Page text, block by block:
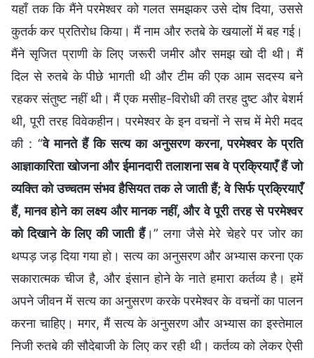
यहाँ तक कि मैंने परमेश्वर को गलत समझकर उसे दोष दिया, उससे
कुतर्क कर प्रतिरोध किया। मैं नाम और रुतबे के खयालों में बह गई।
मैंने सृजित प्राणी के लिए जरूरी जमीर और समझ खो दी थी। मैं
दिल से रुतबे के पीछे भागती थी और टीम की एक आम सदस्य बने
रहकर संतुष्ट नहीं थी। मैं एक मसीह-विरोधी की तरह दुष्ट और बेशर्म
थी, पूरी तरह विवेकहीन। परमेश्वर के इन वचनों ने सच में मेरी मदद
की : “वे मानते हैं कि सत्य का अनुसरण करना, परमेश्वर के प्रति
आज्ञाकारिता खोजना और ईमानदारी तलाशना सब वे प्रक्रियाएँ हैं जो
व्यक्ति को उच्चतम संभव हैसियत तक ले जाती हैं; वे सिर्फ प्रक्रियाएँ
हैं, मानव होने का लक्ष्य और मानक नहीं, और वे पूरी तरह से परमेश्वर
को दिखाने के लिए की जाती हैं।” लगा जैसे मेरे चेहरे पर जोर का
थप्पड़ जड़ दिया गया हो। सत्य का अनुसरण और अभ्यास करना एक
सकारात्मक चीज है, और इंसान होने के नाते हमारा कर्तव्य है। हमें
अपने जीवन में सत्य का अनुसरण करके परमेश्वर के वचनों का पालन
करना चाहिए। मगर, मैं सत्य के अनुसरण और अभ्यास का इस्तेमाल
निजी रुतबे की सौदेबाजी के लिए कर रही थी। कर्तव्य को लेकर ऐसी